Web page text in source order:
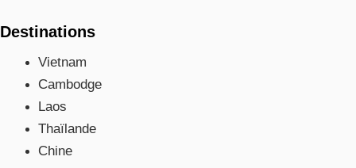
Destinations
Vietnam
Cambodge
Laos
Thaïlande
Chine